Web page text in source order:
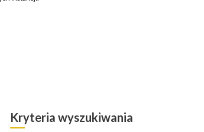
Kryteria wyszukiwania